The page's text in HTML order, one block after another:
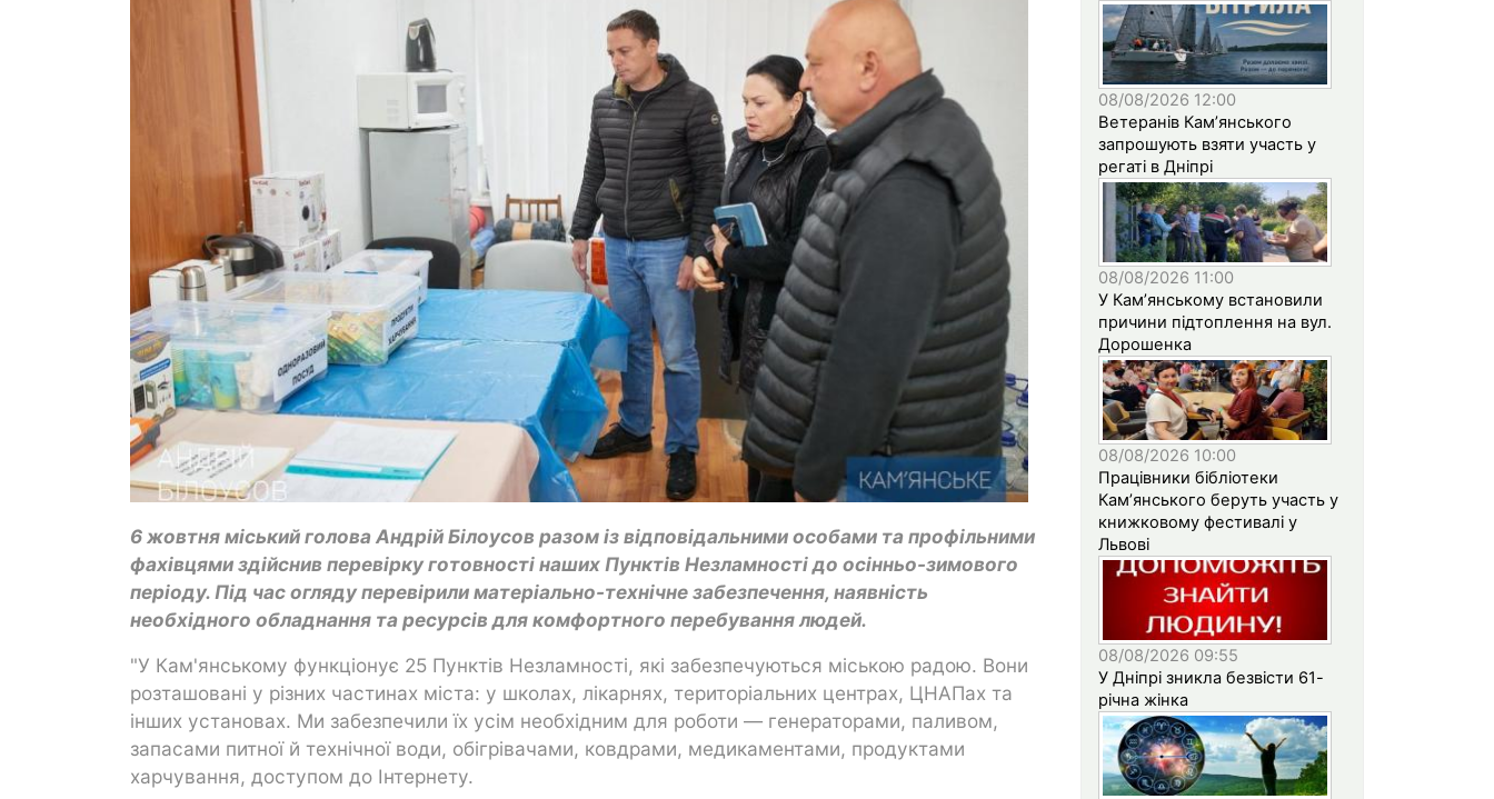
6 жовтня міський голова Андрій Білоусов разом із відповідальними особами та профільними
фахівцями здійснив перевірку готовності наших Пунктів Незламності до осінньо-зимового
періоду. Під час огляду перевірили матеріально-технічне забезпечення, наявність
необхідного обладнання та ресурсів для комфортного перебування людей.
"У Кам'янському функціонує 25 Пунктів Незламності, які забезпечуються міською радою. Вони
розташовані у різних частинах міста: у школах, лікарнях, територіальних центрах, ЦНАПах та
інших установах. Ми забезпечили їх усім необхідним для роботи — генераторами, паливом,
запасами питної й технічної води, обігрівачами, ковдрами, медикаментами, продуктами
харчування, доступом до Інтернету.
08/08/2026 12:00
Ветеранів Кам’янського
запрошують взяти участь у
регаті в Дніпрі
08/08/2026 11:00
У Кам’янському встановили
причини підтоплення на вул.
Дорошенка
08/08/2026 10:00
Працівники бібліотеки
Кам’янського беруть участь у
книжковому фестивалі у
Львові
08/08/2026 09:55
У Дніпрі зникла безвісти 61-
річна жінка